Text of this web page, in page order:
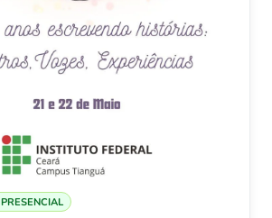
PRESENCIAL